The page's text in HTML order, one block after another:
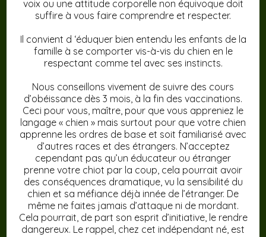
voix ou une attitude corporelle non équivoque doit
suffire à vous faire comprendre et respecter.
Il convient d ‘éduquer bien entendu les enfants de la
famille à se comporter vis-à-vis du chien en le
respectant comme tel avec ses instincts.
Nous conseillons vivement de suivre des cours
d’obéissance dès 3 mois, à la fin des vaccinations.
Ceci pour vous, maître, pour que vous appreniez le
langage « chien » mais surtout pour que votre chien
apprenne les ordres de base et soit familiarisé avec
d’autres races et des étrangers. N’acceptez
cependant pas qu’un éducateur ou étranger
prenne votre chiot par la coup, cela pourrait avoir
des conséquences dramatique, vu la sensibilité du
chien et sa méfiance déjà innée de l’étranger. De
même ne faites jamais d’attaque ni de mordant.
Cela pourrait, de part son esprit d’initiative, le rendre
dangereux. Le rappel, chez cet indépendant né, est